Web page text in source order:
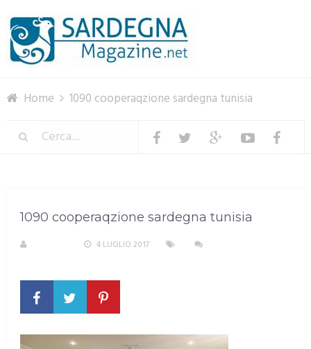
Home 1090 cooperaqzione sardegna tunisia
1090 cooperaqzione sardegna tunisia
4 LUGLIO 2017